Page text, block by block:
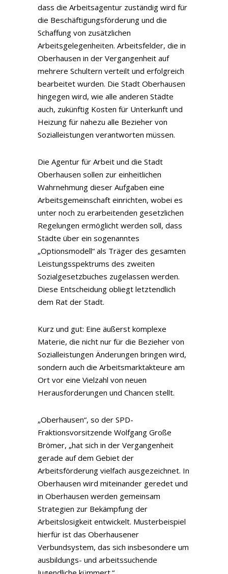
dass die Arbeitsagentur zuständig wird für
die Beschäftigungsförderung und die
Schaffung von zusätzlichen
Arbeitsgelegenheiten. Arbeitsfelder, die in
Oberhausen in der Vergangenheit auf
mehrere Schultern verteilt und erfolgreich
bearbeitet wurden. Die Stadt Oberhausen
hingegen wird, wie alle anderen Städte
auch, zukünftig Kosten für Unterkunft und
Heizung für nahezu alle Bezieher von
Sozialleistungen verantworten müssen.
Die Agentur für Arbeit und die Stadt
Oberhausen sollen zur einheitlichen
Wahrnehmung dieser Aufgaben eine
Arbeitsgemeinschaft einrichten, wobei es
unter noch zu erarbeitenden gesetzlichen
Regelungen ermöglicht werden soll, dass
Städte über ein sogenanntes
„Optionsmodell“ als Träger des gesamten
Leistungsspektrums des zweiten
Sozialgesetzbuches zugelassen werden.
Diese Entscheidung obliegt letztendlich
dem Rat der Stadt.
Kurz und gut: Eine äußerst komplexe
Materie, die nicht nur für die Bezieher von
Sozialleistungen Änderungen bringen wird,
sondern auch die Arbeitsmarktakteure am
Ort vor eine Vielzahl von neuen
Herausforderungen und Chancen stellt.
„Oberhausen“, so der SPD-
Fraktionsvorsitzende Wolfgang Große
Brömer, „hat sich in der Vergangenheit
gerade auf dem Gebiet der
Arbeitsförderung vielfach ausgezeichnet. In
Oberhausen wird miteinander geredet und
in Oberhausen werden gemeinsam
Strategien zur Bekämpfung der
Arbeitslosigkeit entwickelt. Musterbeispiel
hierfür ist das Oberhausener
Verbundsystem, das sich insbesondere um
ausbildungs- und arbeitssuchende